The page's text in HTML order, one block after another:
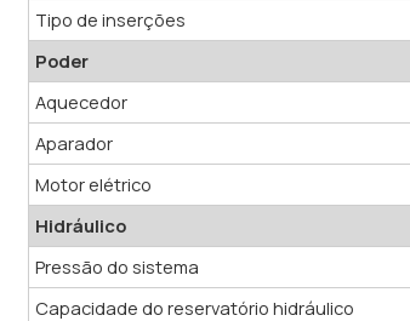
Tipo de inserções
Poder
Aquecedor
Aparador
Motor elétrico
Hidráulico
Pressão do sistema
Capacidade do reservatório hidráulico